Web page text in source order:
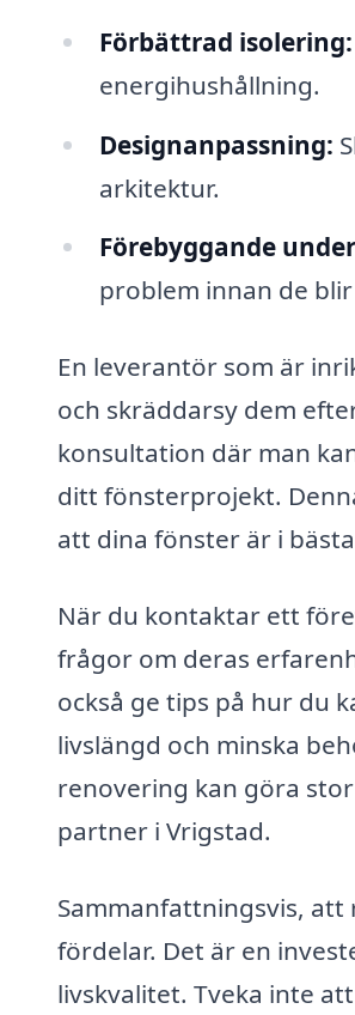
Förbättrad isolering:
energihushållning.
Designanpassning:
arkitektur.
Förebyggande
problem innan de
En leverantör som är
och skräddarsy dem
konsultation där man
ditt fönsterprojekt.
att dina fönster är i
När du kontaktar ett
frågor om deras
också ge tips på hur du
livslängd och minska
renovering kan göra
partner i Vrigstad.
Sammanfattningsvis,
fördelar. Det är en
livskvalitet. Tveka inte